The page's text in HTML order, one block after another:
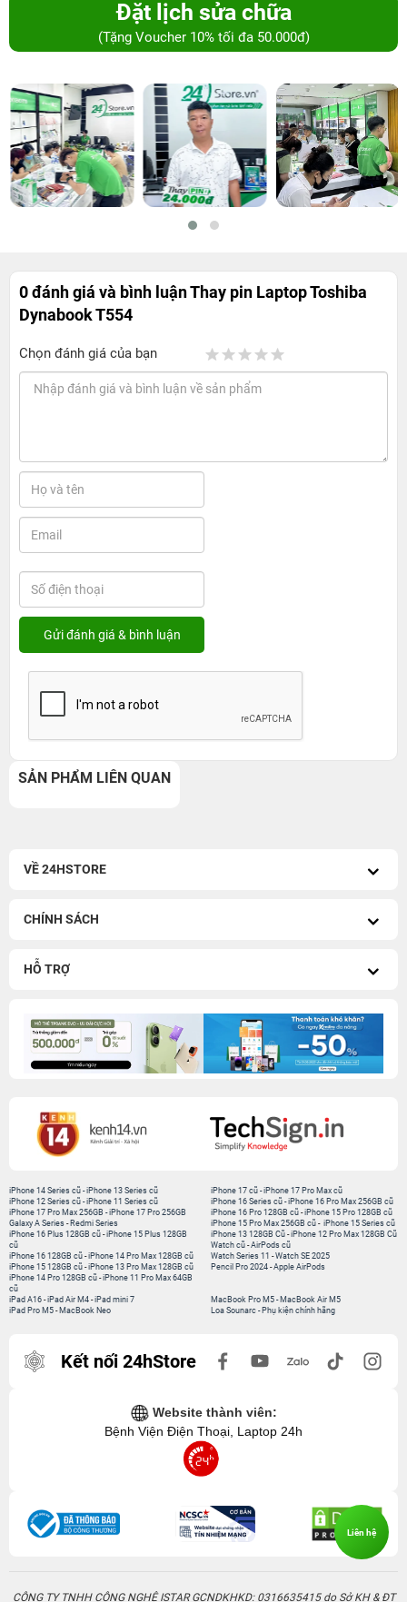
Đặt lịch sửa chữa
(Tặng Voucher 10% tối đa 50.000đ)
0 đánh giá và bình luậnThay pin Laptop Toshiba
Dynabook T554
Chọn đánh giá của bạn
SẢN PHẨM LIÊN QUAN
VỀ 24HSTORE
CHÍNH SÁCH
HỖ TRỢ
iPhone 14 Series cũ -iPhone 13 Series cũ
iPhone 12 Series cũ -iPhone 11 Series cũ
iPhone 17 Pro Max 256GB -iPhone 17 Pro 256GB
Galaxy A Series - Redmi Series
iPhone 17 cũ-iPhone 17 Pro Max cũ
iPhone 16 Series cũ- iPhone 16 Pro Max 256GB cũ
iPhone 16 Pro 128GB cũ-iPhone 15 Pro 128GB cũ
iPhone 15 Pro Max 256GB cũ- iPhone 15 Series cũ
iPhone 16 Plus 128GB cũ -iPhone 15 Plus 128GB
cũ
iPhone 16 128GB cũ -iPhone 14 Pro Max 128GB cũ
iPhone 15 128GB cũ -iPhone 13 Pro Max 128GB cũ
iPhone 14 Pro 128GB cũ -iPhone 11 Pro Max 64GB
cũ
iPhone 13 128GB Cũ-iPhone 12 Pro Max 128GB Cũ
Watch cũ-AirPods cũ
Watch Series 11 -Watch SE 2025
Pencil Pro 2024-Apple AirPods
iPad A16 -iPad Air M4 -iPad mini 7
iPad Pro M5 - MacBook Neo
MacBook Pro M5- MacBook Air M5
Loa Sounarc- Phụ kiện chính hãng
Kết nối 24hStore
Website thành viên:
Bệnh Viện Điện Thoại, Laptop 24h
CÔNG TY TNHH CÔNG NGHỆ ISTAR GCNDKHKD: 0316635415 do Sở KH & ĐT
Liên hệ